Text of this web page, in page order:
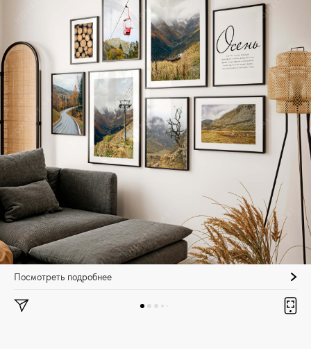
Посмотреть подробнее